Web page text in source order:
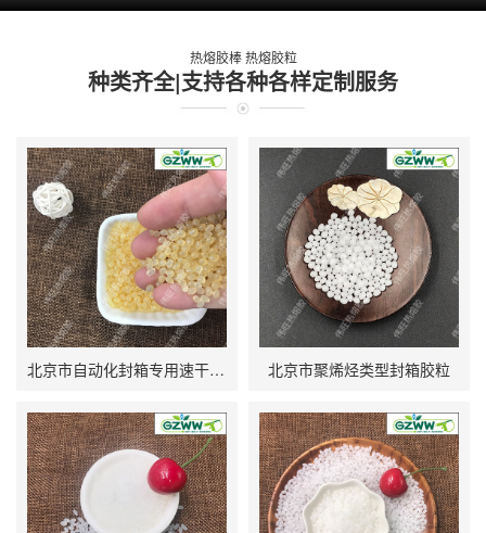
热熔胶棒 热熔胶粒
种类齐全|支持各种各样定制服务
北京市自动化封箱专用速干型热熔胶粒 北京市聚烯烃类型封箱胶粒